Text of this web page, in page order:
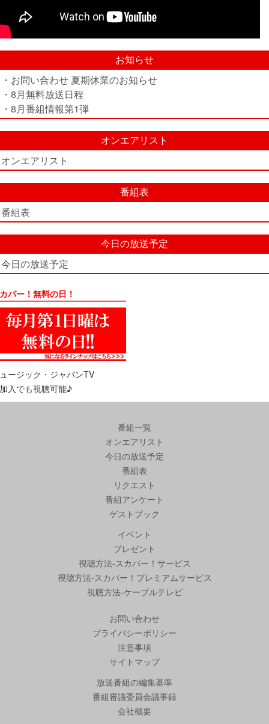
お知らせ
・お問い合わせ 夏期休業のお知らせ
・8月無料放送日程
・8月番組情報第1弾
オンエアリスト
オンエアリスト
番組表
番組表
今日の放送予定
今日の放送予定
パー！無料の日！
ージック・ジャパンTV
入でも視聴可能♪
番組一覧
オンエアリスト
今日の放送予定
番組表
リクエスト
番組アンケート
ゲストブック
イベント
プレゼント
視聴方法-スカパー！サービス
視聴方法-スカパー！プレミアムサービス
視聴方法-ケーブルテレビ
お問い合わせ
プライバシーポリシー
注意事項
サイトマップ
放送番組の編集基準
番組審議委員会議事録
会社概要